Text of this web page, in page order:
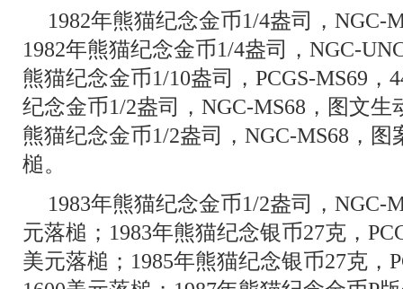
1982年熊猫纪念金币1/4盎司，NGC-
1982年熊猫纪念金币1/4盎司，NGC-
熊猫纪念金币1/10盎司，PCGS-MS69，
纪念金币1/2盎司，NGC-MS68，图文生
熊猫纪念金币1/2盎司，NGC-MS68，
槌。
1983年熊猫纪念金币1/2盎司，NGC-
元落槌；1983年熊猫纪念银币27克，
美元落槌；1985年熊猫纪念银币27克，